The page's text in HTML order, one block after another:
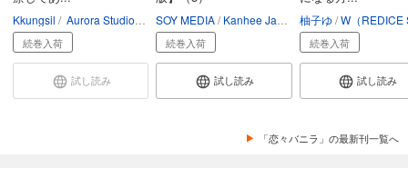
融点～とけあい～【タテヨミ】第30話
カート
試し読み
融点～とけあい～【タテヨミ】第31話
Kkungsil Aurora Studio Yun_Camellia Randein
続巻入荷
試し読み
SOY MEDIA Kanhee Jamae
続巻入荷
試し読み
柚子ゆ W（REDICE
続巻入荷
試し読み
「恋々バニラ」の最新刊一覧へ